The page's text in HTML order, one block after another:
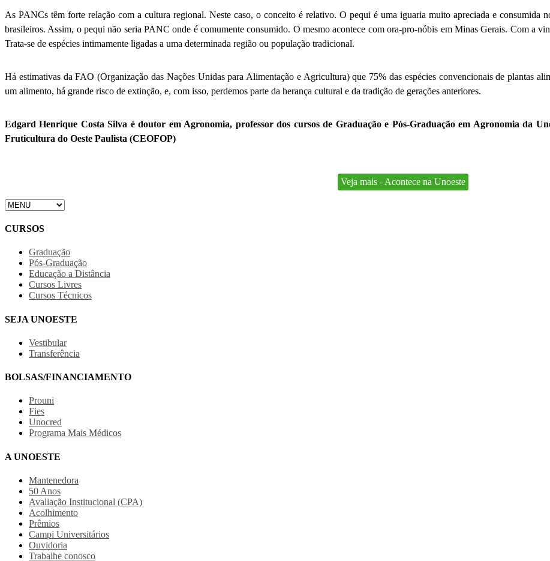
As PANCs têm forte relação com a cultura regional. Neste caso, o conceito é relativo. O pequi é uma iguaria muito apreciada e consumida
brasileiros. Assim, o pequi não seria PANC onde é comumente consumido. O mesmo acontece com ora-pro-nóbis em Minas Gerais. Com a
Trata-se de espécies intimamente ligadas a uma determinada região ou população tradicional.
Há estimativas da FAO (Organização das Nações Unidas para Alimentação e Agricultura) que 75% das espécies convencionais de plantas
um alimento, há grande risco de extinção, e, com isso, perdemos parte da herança cultural e da tradição de gerações anteriores.
Edgard Henrique Costa Silva é doutor em Agronomia, professor dos cursos de Graduação e Pós-Graduação em Agronomia da
Fruticultura do Oeste Paulista (CEOFOP)
Veja mais - Acontece na Unoeste
CURSOS
Graduação
Pós-Graduação
Educação a Distância
Cursos Livres
Cursos Técnicos
SEJA UNOESTE
Vestibular
Transferência
BOLSAS/FINANCIAMENTO
Prouni
Fies
Unocred
Programa Mais Médicos
A UNOESTE
Mantenedora
50 Anos
Avaliação Institucional (CPA)
Acolhimento
Prêmios
Campi Universitários
Ouvidoria
Trabalhe conosco